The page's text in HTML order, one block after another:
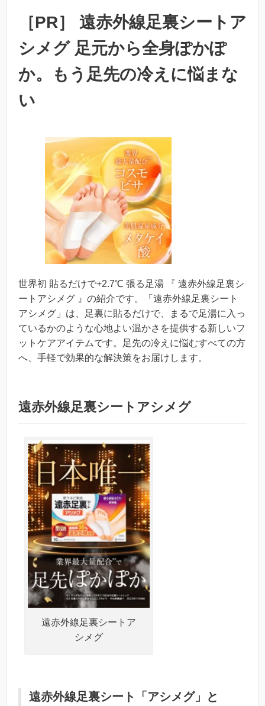
［PR］ 遠赤外線足裏シートア
シメグ 足元から全身ぽかぽ
か。もう足先の冷えに悩まな
い
世界初 貼るだけで+2.7℃ 張る足湯 『 遠赤外線足裏シ
ートアシメグ 』の紹介です。「遠赤外線足裏シート
アシメグ」は、足裏に貼るだけで、まるで足湯に入っ
ているかのような心地よい温かさを提供する新しいフ
ットケアアイテムです。足先の冷えに悩むすべての方
へ、手軽で効果的な解決策をお届けします。
遠赤外線足裏シートアシメグ
遠赤外線足裏シートア
シメグ
遠赤外線足裏シート「アシメグ」と